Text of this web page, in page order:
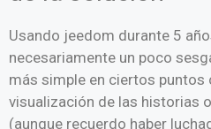
Usando jeedom durante 5
necesariamente un poco
más simple en ciertos puntos
visualización de las historias
(aunque recuerdo haber